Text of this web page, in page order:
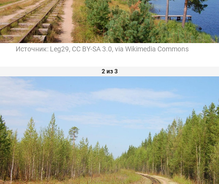
Источник: Leg29, CC BY-SA 3.0, via Wikimedia Commons
2 из 3